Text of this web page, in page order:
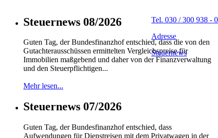
Steuernews 08/2026
Guten Tag, der Bundesfinanzhof entschied, dass die von den
Gutachterausschüssen ermittelten Vergleichspreise für
Immobilien maßgebend und daher von der Finanzverwaltung
und den Steuerpflichtigen...
Mehr lesen...
Steuernews 07/2026
Guten Tag, der Bundesfinanzhof entschied, dass
Aufwendungen für Dienstreisen mit dem Privatwagen in der
Tel. 030 / 300 938 - 0
Adresse
Steuernews